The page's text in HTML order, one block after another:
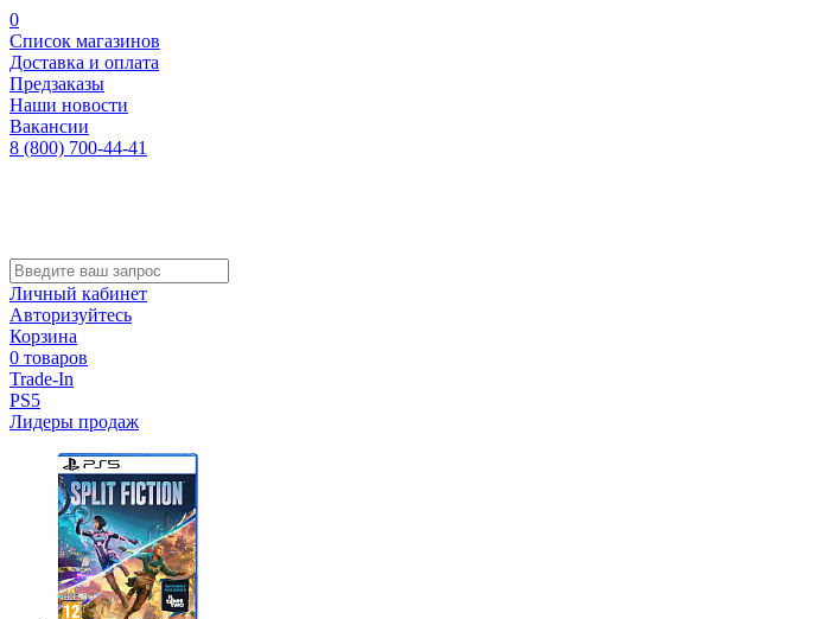
0
Список магазинов
Доставка и оплата
Предзаказы
Наши новости
Вакансии
8 (800) 700-44-41
Личный кабинет
Авторизуйтесь
Корзина
0 товаров
Trade-In
PS5
Лидеры продаж